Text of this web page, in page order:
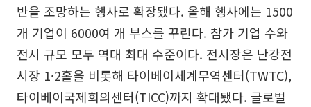
반을 조망하는 행사로 확장됐다. 올해 행사에는 1500
개 기업이 6000여 개 부스를 꾸린다. 참가 기업 수와
전시 규모 모두 역대 최대 수준이다. 전시장은 난강전
시장 1·2홀을 비롯해 타이베이세계무역센터(TWTC),
타이베이국제회의센터(TICC)까지 확대됐다. 글로벌